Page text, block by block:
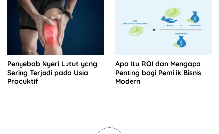
Penyebab Nyeri Lutut yang
Sering Terjadi pada Usia
Produktif
Apa Itu ROI dan Mengapa
Penting bagi Pemilik Bisnis
Modern